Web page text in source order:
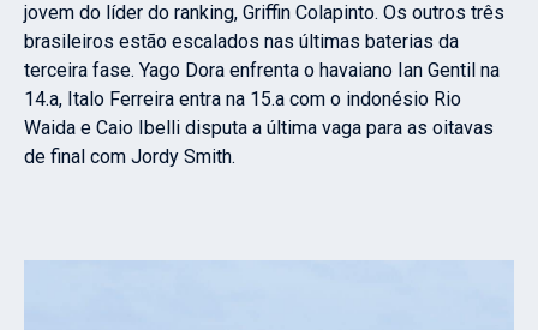
jovem do líder do ranking, Griffin Colapinto. Os outros três
brasileiros estão escalados nas últimas baterias da
terceira fase. Yago Dora enfrenta o havaiano Ian Gentil na
14.a, Italo Ferreira entra na 15.a com o indonésio Rio
Waida e Caio Ibelli disputa a última vaga para as oitavas
de final com Jordy Smith.